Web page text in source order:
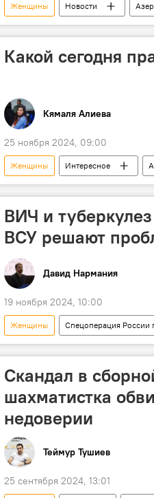
Женщины Новости
Иностранные языки
Какой сегодня
Кямаля Алиева
25 ноября 2024, 09:00
Женщины Интересное
История
Гибель
События и даты
Какой
ВИЧ и
ВСУ решают
Давид Нармания
19 ноября 2024, 10:00
Женщины Спецоперация России
Мобилизация
Призыв
Скандал в
шахматистка
недоверии
Теймур Тушиев
25 сентября 2024, 13:01